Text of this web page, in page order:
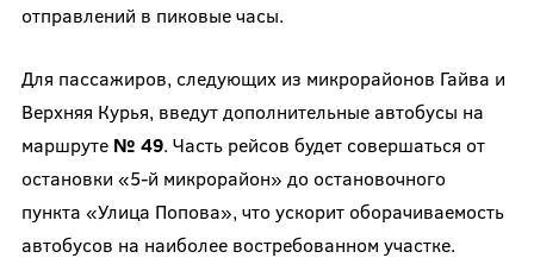
отправлений в пиковые часы.
Для пассажиров, следующих из микрорайонов Гайва и
Верхняя Курья, введут дополнительные автобусы на
маршруте № 49. Часть рейсов будет совершаться от
остановки «5-й микрорайон» до остановочного
пункта «Улица Попова», что ускорит оборачиваемость
автобусов на наиболее востребованном участке.